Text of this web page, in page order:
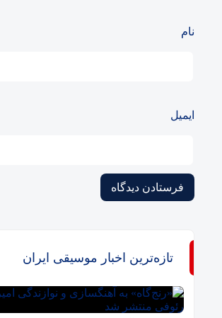
نام
ایمیل
تازه‌ترین اخبار موسیقی ایران